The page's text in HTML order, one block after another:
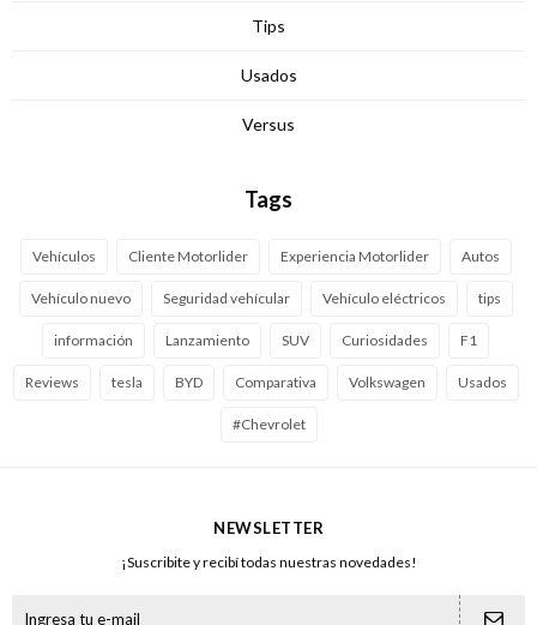
Tips
Usados
Versus
Tags
Vehículos Cliente Motorlider Experiencia Motorlider Autos
Vehículo nuevo Seguridad vehícular Vehículo eléctricos tips
información Lanzamiento SUV Curiosidades F1
Reviews tesla BYD Comparativa Volkswagen Usados
#Chevrolet
NEWSLETTER
¡Suscribite y recibí todas nuestras novedades!